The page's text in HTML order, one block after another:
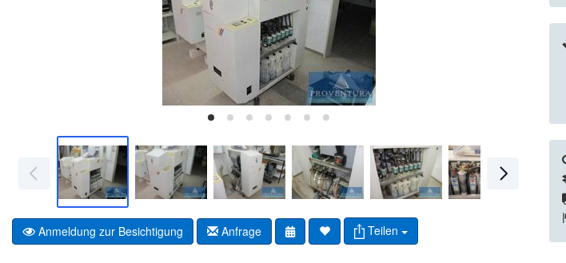
Anmeldung zur Besichtigung Anfrage Teilen